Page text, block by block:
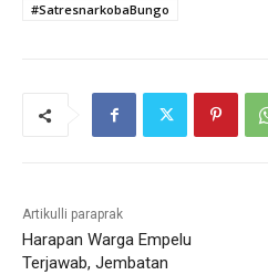
#SatresnarkobaBungo
Artikulli paraprak
Harapan Warga Empelu
Terjawab, Jembatan